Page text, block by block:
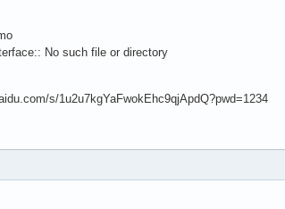
No such file or directory
s/1u2u7kgYaFwokEhc9qjApdQ?pwd=1234